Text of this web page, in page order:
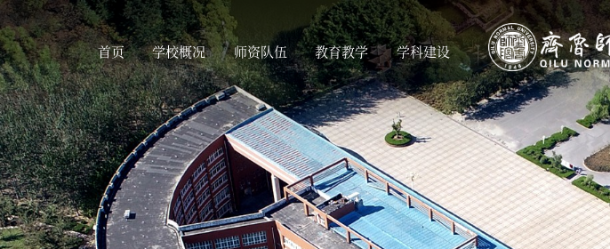
首页 学校概况 师资队伍 教育教学 学科建设